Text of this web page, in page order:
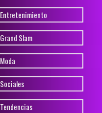
Entretenimiento
Grand Slam
Moda
Sociales
Tendencias